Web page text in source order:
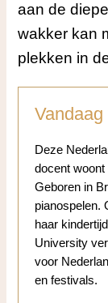
aan de
wakker kan
plekken in
Deze
docent woont
Geboren in
pianospelen.
haar
University
voor
en festivals.